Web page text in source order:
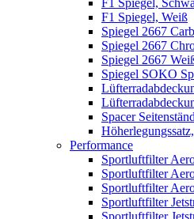
F1 Spiegel,
F1 Spiegel, Weiß
Spiegel 2667
Spiegel 2667
Spiegel 2667
Spiegel SOKO
Spacer
Performance
Sportluftfilter
Sportluftfilter
Sportluftfilter
Sportluftfilter